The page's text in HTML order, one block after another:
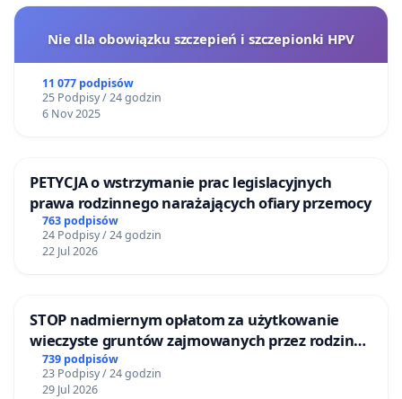
Nie dla obowiązku szczepień i szczepionki HPV
11 077 podpisów
25 Podpisy / 24 godzin
6 Nov 2025
PETYCJA o wstrzymanie prac legislacyjnych
prawa rodzinnego narażających ofiary przemocy
763 podpisów
24 Podpisy / 24 godzin
22 Jul 2026
STOP nadmiernym opłatom za użytkowanie
wieczyste gruntów zajmowanych przez rodzinne
ogrody działkowe.
739 podpisów
23 Podpisy / 24 godzin
29 Jul 2026